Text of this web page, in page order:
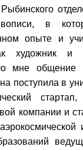
в
опыте и
художник и
мне общение
поступила в
компании и